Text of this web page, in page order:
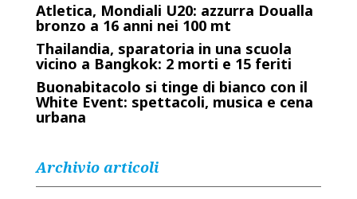
Atletica, Mondiali U20: azzurra Doualla
bronzo a 16 anni nei 100 mt
Thailandia, sparatoria in una scuola
vicino a Bangkok: 2 morti e 15 feriti
Buonabitacolo si tinge di bianco con il
White Event: spettacoli, musica e cena
urbana
Archivio articoli